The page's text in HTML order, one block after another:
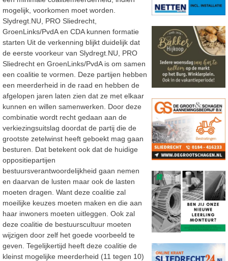
mogelijk, voorkomen moet worden.
Slydregt.NU, PRO Sliedrecht,
GroenLinks/PvdA en CDA kunnen formatie
starten Uit de verkenning blijkt duidelijk dat
de eerste voorkeur van Slydregt.NU, PRO
Sliedrecht en GroenLinks/PvdA is om samen
een coalitie te vormen. Deze partijen hebben
een meerderheid in de raad en hebben de
afgelopen jaren laten zien dat ze met elkaar
kunnen en willen samenwerken. Door deze
combinatie wordt recht gedaan aan de
verkiezingsuitslag doordat de partij die de
grootste zetelwinst heeft geboekt mag gaan
besturen. Dat betekent ook dat de huidige
oppositiepartijen
bestuursverantwoordelijkheid gaan nemen
en daarvan de lusten maar ook de lasten
moeten dragen. Want deze coalitie zal
moeilijke keuzes moeten maken en die aan
haar inwoners moeten uitleggen. Ook zal
deze coalitie de bestuurscultuur moeten
wijzigen door zelf het goede voorbeeld te
geven. Tegelijkertijd heeft deze coalitie de
kleinst mogelijke meerderheid (11 tegen 10)